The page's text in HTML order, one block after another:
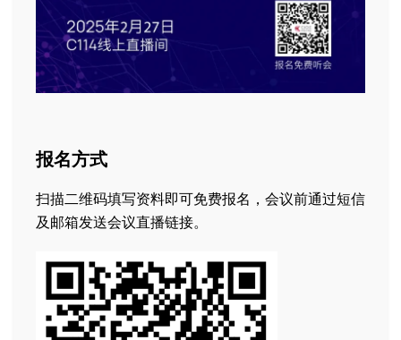
报名方式
扫描二维码填写资料即可免费报名，会议前通过短信
及邮箱发送会议直播链接。